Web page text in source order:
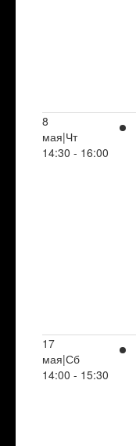
8
мая|Чт
14:30 - 16:00
17
мая|Сб
14:00 - 15:30